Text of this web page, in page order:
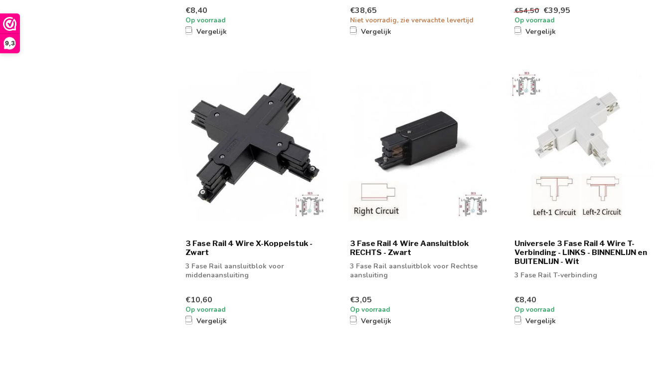
9,3
€8,40
Op voorraad
Vergelijk
€38,65
Niet voorradig, zie verwachte levertijd
Vergelijk
€54,50 €39,95
Op voorraad
Vergelijk
3 Fase Rail 4 Wire X-Koppelstuk -
Zwart
3 Fase Rail aansluitblok voor
middenaansluiting
€10,60
Op voorraad
Vergelijk
3 Fase Rail 4 Wire Aansluitblok
RECHTS - Zwart
3 Fase Rail aansluitblok voor Rechtse
aansluiting
€3,05
Op voorraad
Vergelijk
Universele 3 Fase Rail 4 Wire T-
Verbinding - LINKS - BINNENLIJN en
BUITENLIJN - Wit
3 Fase Rail T-verbinding
€8,40
Op voorraad
Vergelijk